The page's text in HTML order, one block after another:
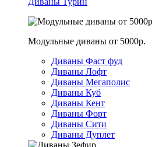
Модульные диваны от 5000р.
Диваны Фаст фуд
Диваны Лофт
Диваны Мегаполис
Диваны Куб
Диваны Кент
Диваны Форт
Диваны Сити
Диваны Дуплет